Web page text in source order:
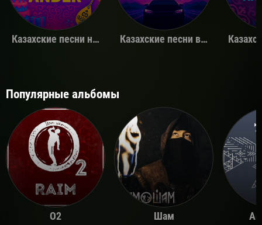
Казахские песни на день рождения Казахские песни в машину
Популярные альбомы
O2 Шам